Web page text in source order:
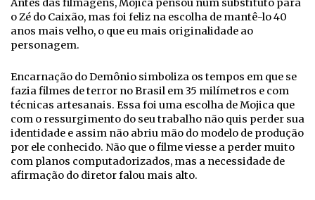
Antes das filmagens, Mojica pensou num substituto para
o Zé do Caixão, mas foi feliz na escolha de mantê-lo 40
anos mais velho, o que eu mais originalidade ao
personagem.
Encarnação do Demônio simboliza os tempos em que se
fazia filmes de terror no Brasil em 35 milímetros e com
técnicas artesanais. Essa foi uma escolha de Mojica que
com o ressurgimento do seu trabalho não quis perder sua
identidade e assim não abriu mão do modelo de produção
por ele conhecido. Não que o filme viesse a perder muito
com planos computadorizados, mas a necessidade de
afirmação do diretor falou mais alto.